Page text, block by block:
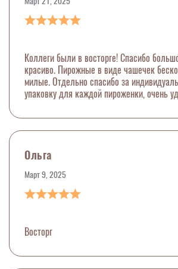
Коллеги были в восторге! Спасибо
красиво. Пирожные в виде чашечек
милые. Отдельно спасибо за
упаковку для каждой пироженки, очень
Ольга
Март 9, 2025
Восторг